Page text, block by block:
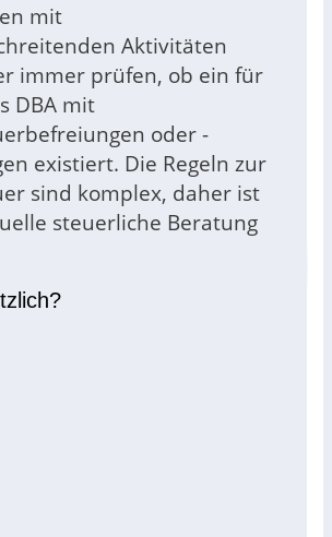
mit
Aktivitäten
immer prüfen, ob ein für
DBA mit
oder -
existiert. Die Regeln zur
sind komplex, daher ist
steuerliche Beratung